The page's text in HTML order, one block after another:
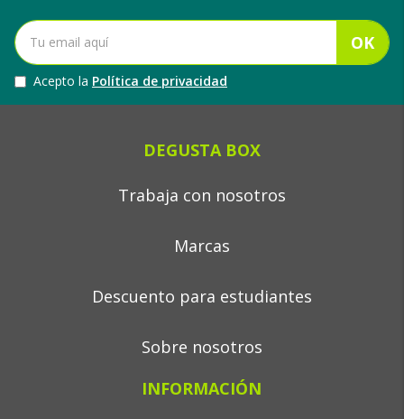
OK
Acepto la Política de privacidad
DEGUSTA BOX
Trabaja con nosotros
Marcas
Descuento para estudiantes
Sobre nosotros
INFORMACIÓN